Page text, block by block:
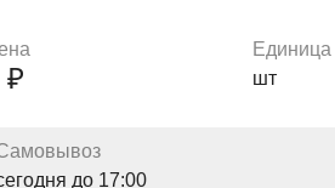
₽
шт
до 17:00